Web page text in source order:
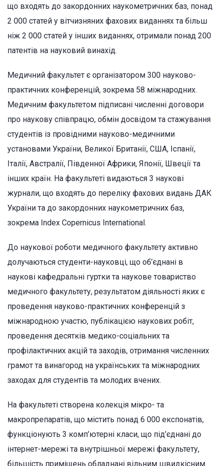
що входять до закордонних наукометричних баз, понад
2 000 статей у вітчизняних фахових виданнях та більш
ніж 2 000 статей у інших виданнях, отримали понад 200
патентів на науковий винахід.
Медичний факультет є організатором 300 науково-
практичних конференцій, зокрема 58 міжнародних.
Медичним факультетом підписані численні договори
про наукову співпрацю, обмін досвідом та стажування
студентів із провідними науково-медичними
установами України, Великої Британії, США, Іспанії,
Італії, Австралії, Південної Африки, Японії, Швеції та
інших країн. На факультеті видаються 3 наукові
журнали, що входять до переліку фахових видань ДАК
України та до закордонних наукометричних баз,
зокрема Index Copernicus International.
До наукової роботи медичного факультету активно
долучаються студенти-науковці, що об’єднані в
наукові кафедральні гуртки та наукове товариство
медичного факультету, результатом діяльності яких є
проведення науково-практичних конференцій з
міжнародною участю, публікацією наукових робіт,
проведення десятків медико-соціальних та
профілактичних акцій та заходів, отримання численних
грамот та винагород на українських та міжнародних
заходах для студентів та молодих вчених.
На факультеті створена колекція мікро- та
макропрепаратів, що містить понад 6 000 експонатів,
функціонують 3 комп’ютерні класи, що під’єднані до
інтернет-мережі та внутрішньої мережі факультету,
більшість приміщень обладнані вільним швидкісним